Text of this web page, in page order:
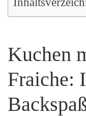
Kuchen
Fraiche: